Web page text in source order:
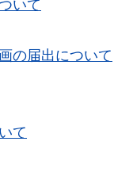
いて
の届出について
て